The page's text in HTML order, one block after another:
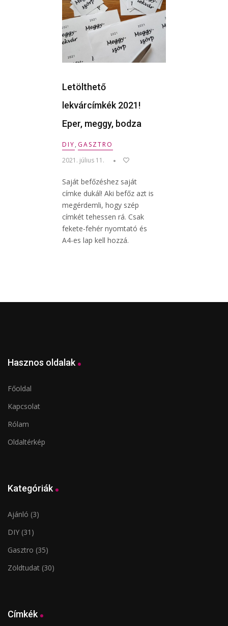
Letölthető
lekvárcímkék 2021!
Eper, meggy, bodza
DIY, GASZTRO
2021. július 11.
Saját befőzéshez saját
címke dukál! Aki befőz azt is
megérdemli, hogy szép
címkét tehessen rá. Csak
fekete-fehér nyomtató és
A4-es lap kell hozzá.
Hasznos oldalak
Főoldal
Kapcsolat
Rólam
Oldaltérkép
Kategóriák
Ajánló (3)
DIY (31)
Gasztro (35)
Zöldtudat (30)
Címkék